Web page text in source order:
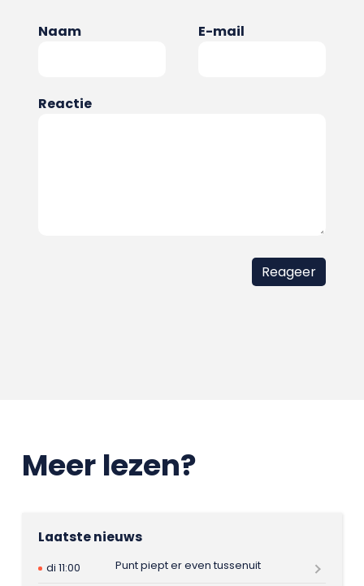
Naam E-mail
Reactie
Meer lezen?
Laatste nieuws
di 11:00
Punt piept er even tussenuit